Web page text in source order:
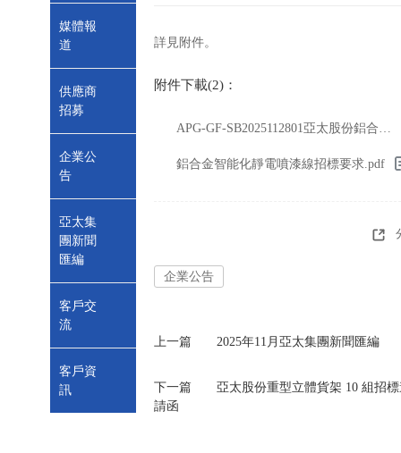
媒體報
道
供應商
招募
企業公
告
亞太集
團新聞
匯編
客戶交
流
客戶資
訊
詳見附件。
附件下載(2)：
APG-GF-SB2025112801亞太股份鋁合金智能化靜電噴漆線招標邀請函.pdf
鋁合金智能化靜電噴漆線招標要求.pdf
企業公告
上一篇 2025年11月亞太集團新聞匯編
下一篇
亞太股份重型立體貨架 10 組招
請函